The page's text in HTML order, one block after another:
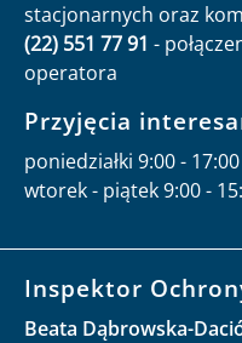
stacjonarnych oraz
(22) 551 77 91 -
operatora
Przyjęcia
poniedziałki 9:00 - 17:00
wtorek - piątek 9:00 -
Inspektor
Beata Dąbrowska-